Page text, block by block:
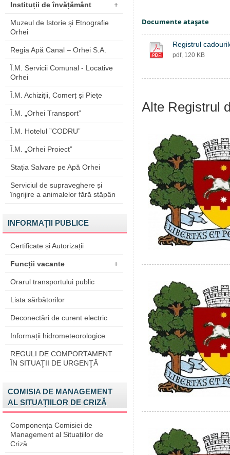
Instituții de învățământ +
Muzeul de Istorie şi Etnografie
Orhei
Regia Apă Canal – Orhei S.A.
Î.M. Servicii Comunal - Locative
Orhei
Î.M. Achiziții, Comerț și Piețe
Î.M. „Orhei Transport”
Î.M. Hotelul ”CODRU”
Î.M. „Orhei Proiect”
Stația Salvare pe Apă Orhei
Serviciul de supraveghere și
îngrijire a animalelor fără stăpân
INFORMAȚII PUBLICE
Certificate și Autorizații
Funcții vacante +
Orarul transportului public
Lista sărbătorilor
Deconectări de curent electric
Informații hidrometeorologice
REGULI DE COMPORTAMENT
ÎN SITUAŢII DE URGENŢĂ
COMISIA DE MANAGEMENT
AL SITUAȚIILOR DE CRIZĂ
Componența Comisiei de
Management al Situațiilor de
Criză
Documente ataşate
Registrul
pdf, 120 KB
Alte Registrul